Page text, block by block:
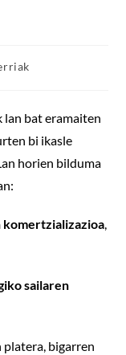
lan bat eramaiten
bi ikasle
horien bilduma
,
sailaren
platera, bigarren